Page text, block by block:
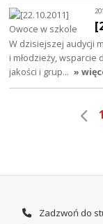
W dzisiejszej audycji
i młodzieży,
jakości i grup… »
1
Zadzwoń do